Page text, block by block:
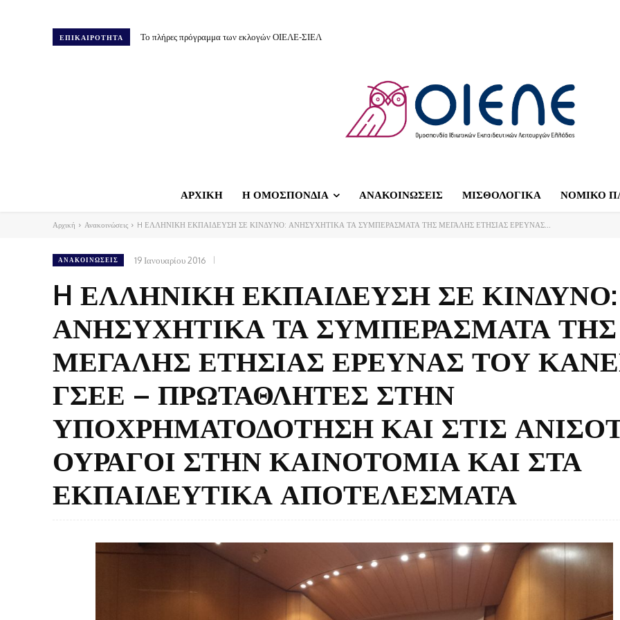
ΕΠΙΚΑΙΡΟΤΗΤΑ Το πλήρες πρόγραμμα των εκλογών ΟΙΕΛΕ-ΣΙΕΛ
ΑΡΧΙΚΗ Η ΟΜΟΣΠΟΝΔΙΑ ΑΝΑΚΟΙΝΩΣΕΙΣ ΜΙΣΘΟΛΟΓΙΚΑ ΝΟΜΙΚΟ
Αρχική Ανακοινώσεις H ΕΛΛΗΝΙΚΗ ΕΚΠΑΙΔΕΥΣΗ ΣΕ ΚΙΝΔΥΝΟ: ΑΝΗΣΥΧΗΤΙΚΑ ΤΑ ΣΥΜΠΕΡΑΣΜΑΤΑ ΤΗΣ ΜΕΓΑΛΗΣ ΕΤΗΣΙΑΣ ΕΡΕΥΝΑΣ...
ΑΝΑΚΟΙΝΏΣΕΙΣ 19 Ιανουαρίου 2016
H ΕΛΛΗΝΙΚΗ ΕΚΠΑΙΔΕΥΣΗ ΣΕ ΚΙΝΔΥΝΟ:
ΑΝΗΣΥΧΗΤΙΚΑ ΤΑ ΣΥΜΠΕΡΑΣΜΑΤΑ ΤΗΣ
ΜΕΓΑΛΗΣ ΕΤΗΣΙΑΣ ΕΡΕΥΝΑΣ ΤΟΥ
ΓΣΕΕ – ΠΡΩΤΑΘΛΗΤΕΣ ΣΤΗΝ
ΥΠΟΧΡΗΜΑΤΟΔΟΤΗΣΗ ΚΑΙ ΣΤΙΣ
ΟΥΡΑΓΟΙ ΣΤΗΝ ΚΑΙΝΟΤΟΜΙΑ ΚΑΙ ΣΤΑ
ΕΚΠΑΙΔΕΥΤΙΚΑ ΑΠΟΤΕΛΕΣΜΑΤΑ